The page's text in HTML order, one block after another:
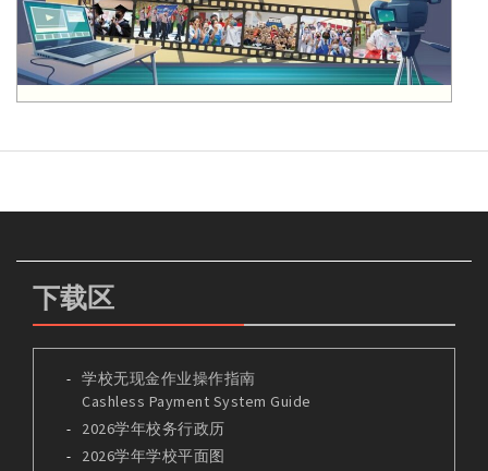
下载区
学校无现金作业操作指南
Cashless Payment System Guide
2026学年校务行政历
2026学年学校平面图